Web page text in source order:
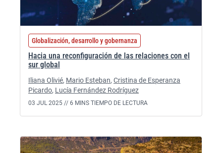
Globalización, desarrollo y gobernanza
Hacia una reconfiguración de las relaciones con el
sur global
Iliana Olivié, Mario Esteban, Cristina de Esperanza
Picardo, Lucía Fernández Rodríguez
03 JUL 2025 // 6 MINS TIEMPO DE LECTURA